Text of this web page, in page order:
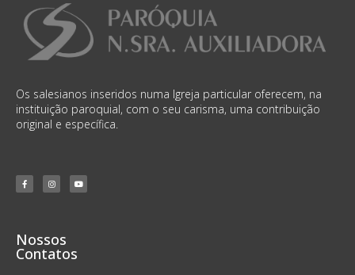
Os salesianos inseridos numa Igreja particular oferecem, na
instituição paroquial, com o seu carisma, uma contribuição
original e específica.
Nossos
Contatos